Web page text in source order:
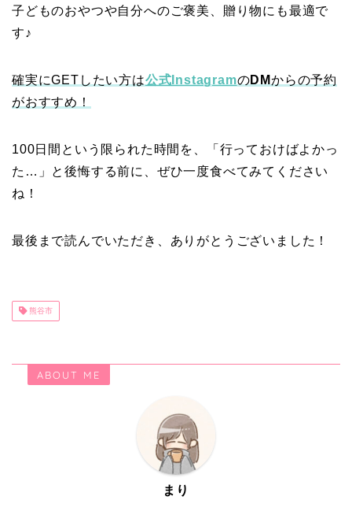
子どものおやつや自分へのご褒美、贈り物にも最適で
す♪
確実にGETしたい方は公式InstagramのDMからの予約
がおすすめ！
100日間という限られた時間を、「行っておけばよかっ
た…」と後悔する前に、ぜひ一度食べてみてください
ね！
最後まで読んでいただき、ありがとうございました！
熊谷市
ABOUT ME
まり